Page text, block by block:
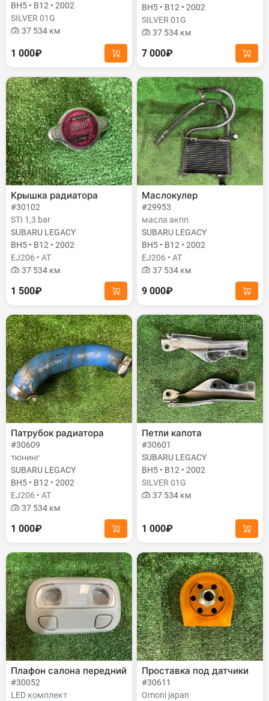
BH5 • B12 • 2002
SILVER 01G
37 534 км
1 000₽
BH5 • B12 • 2002
SILVER 01G
37 534 км
7 000₽
Крышка радиатора
#30102
STI 1,3 bar
SUBARU LEGACY
BH5 • B12 • 2002
EJ206 • AT
37 534 км
1 500₽
Маслокулер
#29953
масла акпп
SUBARU LEGACY
BH5 • B12 • 2002
EJ206 • AT
37 534 км
9 000₽
Патрубок радиатора
#30609
тюнинг
SUBARU LEGACY
BH5 • B12 • 2002
EJ206 • AT
37 534 км
1 000₽
Петли капота
#30601
SUBARU LEGACY
BH5 • B12 • 2002
SILVER 01G
37 534 км
1 000₽
Плафон салона передний
#30052
LED комплект
Проставка под датчики
#30611
Omoni japan